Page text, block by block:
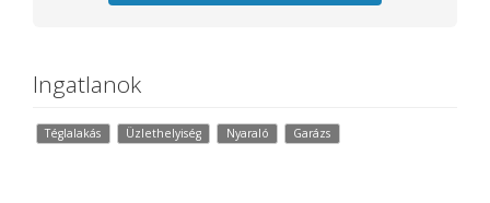
Ingatlanok
Téglalakás Üzlethelyiség Nyaraló Garázs